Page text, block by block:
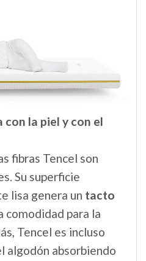
con la piel y con el
fibras Tencel son
Su superficie
lisa genera un tacto
comodidad para la
Tencel es incluso
algodón absorbiendo